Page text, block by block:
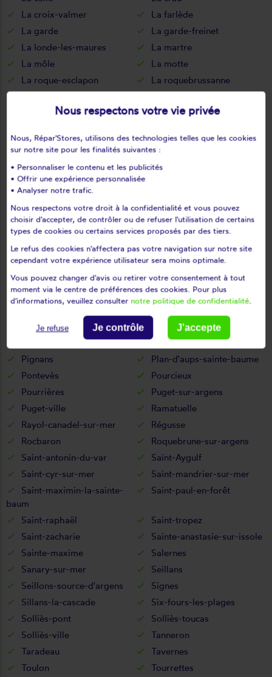
La croix-valmer
La farlède
La garde
La garde-freinet
La londe-les-maures
La martre
La môle
La motte
La roque-esclapon
La roquebrussanne
La verdière
Le beausset
Le castellet
Le lavandou
Le luc
Le muy
Le plan-de-la-tour
Le revest-les-eaux
Le val
Les adrets-de-l'estérel
Les arcs
Les mayons
Les salles-sur-verdon
Lorgues
Mazaugues
Méounes-lès-montrieux
Moissac-bellevue
Mons
Montauroux
Montfort-sur-argens
Néoules
Ollières
Pierrefeu-du-var
Pignans
Plan-d'aups-sainte-baume
Pontevès
Pourcieux
Pourrières
Puget-sur-argens
Puget-ville
Ramatuelle
Rayol-canadel-sur-mer
Régusse
Rocbaron
Roquebrune-sur-argens
Saint-antonin-du-var
Saint-Aygulf
Saint-cyr-sur-mer
Saint-mandrier-sur-mer
Saint-maximin-la-sainte-
baum
Saint-paul-en-forêt
Saint-raphaël
Saint-tropez
Saint-zacharie
Sainte-anastasie-sur-issole
Sainte-maxime
Salernes
Sanary-sur-mer
Seillans
Seillons-source-d'argens
Signes
Sillans-la-cascade
Six-fours-les-plages
Solliès-pont
Solliès-toucas
Solliès-ville
Tanneron
Taradeau
Tavernes
Toulon
Tourrettes
Nous respectons votre vie privée
Nous, Répar'Stores, utilisons des technologies telles que les cookies
sur notre site pour les finalités suivantes :
• Personnaliser le contenu et les publicités
• Offrir une expérience personnalisée
• Analyser notre trafic.
Nous respectons votre droit à la confidentialité et vous pouvez
choisir d'accepter, de contrôler ou de refuser l'utilisation de certains
types de cookies ou certains services proposés par des tiers.
Le refus des cookies n'affectera pas votre navigation sur notre site
cependant votre expérience utilisateur sera moins optimale.
Vous pouvez changer d'avis ou retirer votre consentement à tout
moment via le centre de préférences des cookies. Pour plus
d'informations, veuillez consulter notre politique de confidentialité.
Je refuse Je contrôle J'accepte